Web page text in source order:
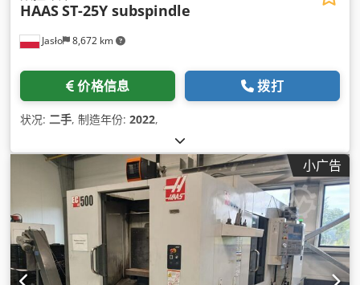
Jasło 8,672 km
HAASST-25Y subspindle
价格信息 拨打
状况: 二手, 制造年份: 2022,
小广告